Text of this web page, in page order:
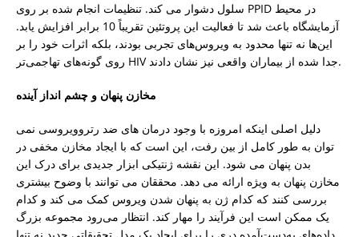
سلول دشوار می کند. تنظیمات انجام شده بر روی PPID در محیط
آزمایشگاه باعث شد تا فعالیت این پروتئین تقریباً 10 برابر افزایش یابد.
این‌ها نه تنها محدود به ویروس‌های تجربی بودند، بلکه اثرات خود را بر
روی گونه‌های تهاجمی‌تر HIV جدا شده از بیماران واقعی نیز نشان دادند.
مخازن پنهان و چشم انداز آینده
دلیل اصلی اینکه امروزه با وجود درمان های ضد رتروویروسی نمی
توان به طور کامل از بین رفت، این است که با ایجاد مخازن مخفی در
بدن پنهان می شود. این نقشه ژنتیکی ابزار جدیدی برای درک این
مخازن پنهان به ویژه ارائه می دهد. محققان می توانند با وضوح بیشتری
بررسی کنند که کدام ژن به پنهان شدن ویروس کمک می کند و کدام
یک ممکن است این فرآیند را مهار کند. انتظار می‌رود مجموعه بزرگ